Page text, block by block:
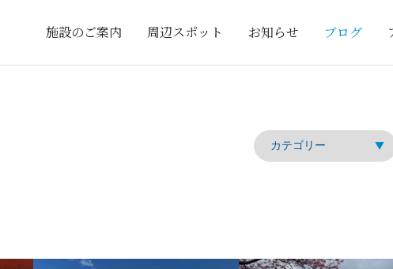
施設のご案内 周辺スポット お知らせ ブログ